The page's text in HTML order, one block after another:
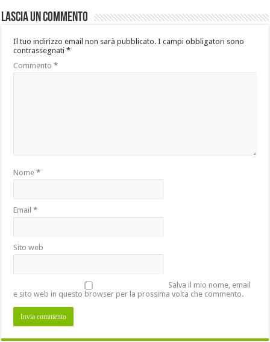
Lascia un commento
Il tuo indirizzo email non sarà pubblicato. I campi obbligatori sono
contrassegnati*
Commento*
Nome*
Email*
Sito web
Salva il mio nome, email
e sito web in questo browser per la prossima volta che commento.